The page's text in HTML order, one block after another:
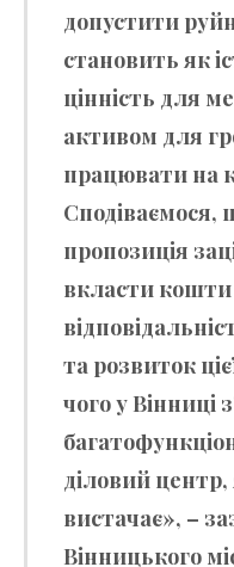
допустити
становить як
цінність для
активом для
працювати на
Сподіваємося,
пропозиція
вкласти кошти
та розвиток
чого у Вінниці
діловий центр,
вистачає», –
Вінницького